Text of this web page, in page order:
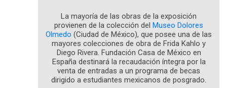
La mayoría de las obras de la exposición
provienen de la colección del Museo Dolores
Olmedo (Ciudad de México), que posee una de las
mayores colecciones de obra de Frida Kahlo y
Diego Rivera. Fundación Casa de México en
España destinará la recaudación íntegra por la
venta de entradas a un programa de becas
dirigido a estudiantes mexicanos de posgrado.